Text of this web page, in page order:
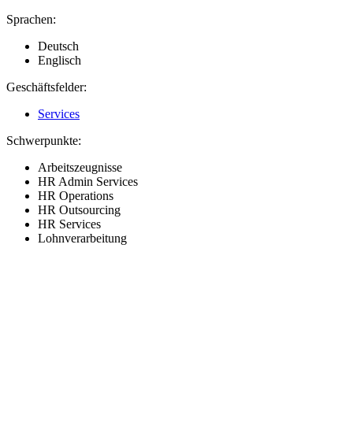
Sprachen:
Deutsch
Englisch
Geschäftsfelder:
Services
Schwerpunkte:
Arbeitszeugnisse
HR Admin Services
HR Operations
HR Outsourcing
HR Services
Lohnverarbeitung